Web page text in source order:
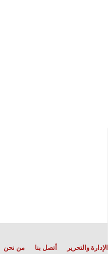
الإدارة والتحرير أتصل بنا من نحن